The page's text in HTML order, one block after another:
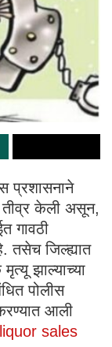
प्रशासनाने
तीव्र केली असून,
गावठी
तसेच जिल्ह्यात
झाल्याच्या
पोलीस
आली
sales